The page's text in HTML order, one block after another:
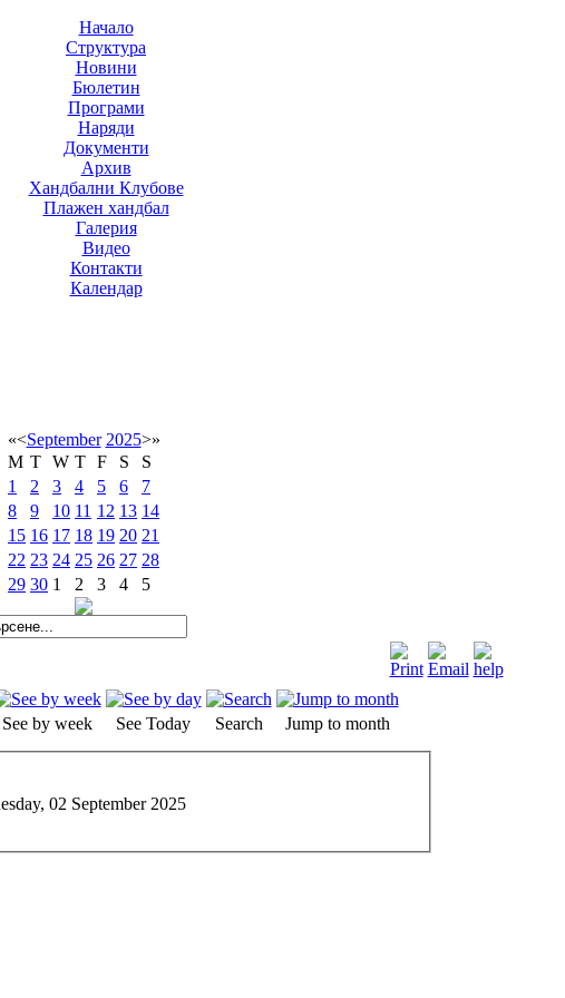
Начало
Структура
Новини
Бюлетин
Програми
Наряди
Документи
Архив
Хандбални Клубове
Плажен хандбал
Галерия
Видео
Контакти
Календар
«<September 2025>»
M T W T F S
S
1
2 3 4 5 6
7
8
9 10 11 12 13 14
15 16 17 18 19 20 21
22 23 24 25 26 27 28
29 30 1 2 3 4 5
See by week See Today Search
Jump to month
02 September 2025